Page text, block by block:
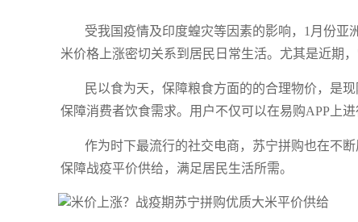
受我国疫情及印度蝗灾等因素的影响，1月份
米价格上涨密切关系到居民日常生活。尤其是近期
民以食为天，保障粮食方面的的合理物价，是
保障消费者饮食需求。用户不仅可以在易购APP上
作为时下最流行的社交电商，苏宁拼购也在不
保障战疫平价供给，满足居民生活所需。